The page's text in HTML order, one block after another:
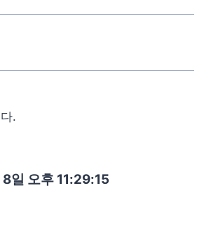
.
일 오후 11:29:16